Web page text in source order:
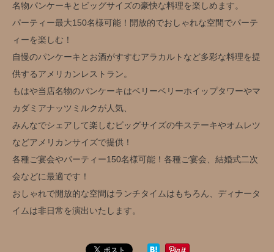
名物パンケーキとビッグサイズの豪快な料理を楽しめます。
パーティー最大150名様可能！開放的でおしゃれな空間でパーテ
ィーを楽しむ！
自慢のパンケーキとお酒がすすむアラカルトなど多彩な料理を提
供するアメリカンレストラン。
もはや当店名物のパンケーキはベリーベリーホイップタワーやマ
カダミアナッツミルクが人気、
みんなでシェアして楽しむビッグサイズの牛ステーキやオムレツ
などアメリカンサイズで提供！
各種ご宴会やパーティー150名様可能！各種ご宴会、結婚式二次
会などに最適です！
おしゃれで開放的な空間はランチタイムはもちろん、ディナータ
イムは非日常を演出いたします。